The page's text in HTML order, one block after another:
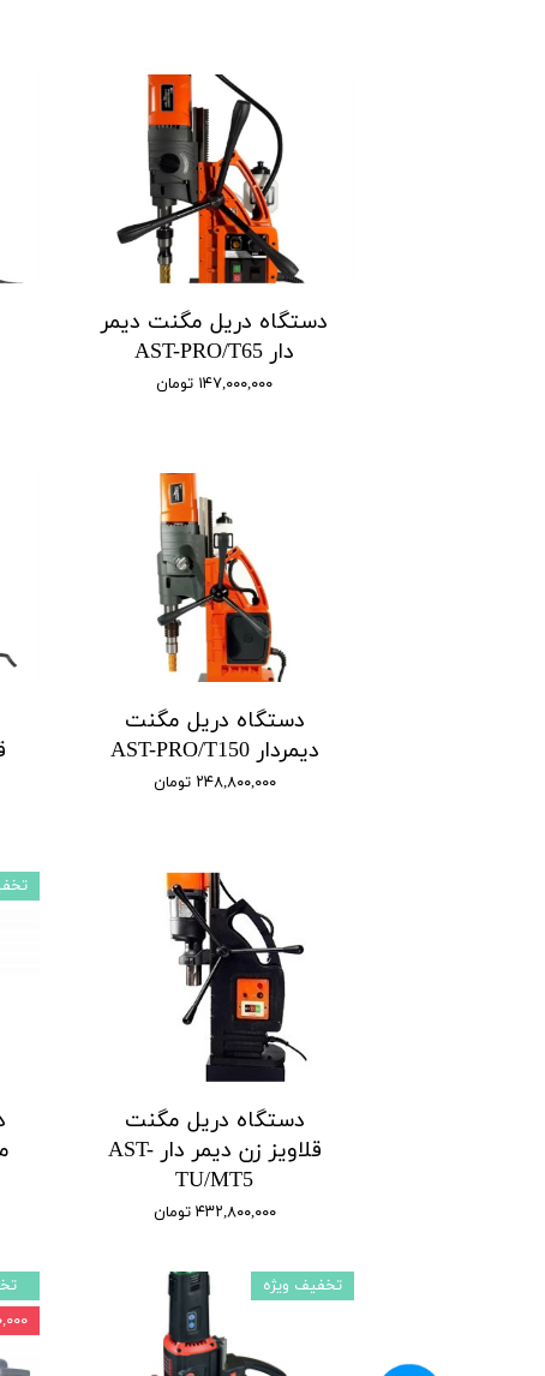
دستگاه دریل مگنت دیمر
دار AST-PRO/T65
۱۴۷,۰۰۰,۰۰۰ تومان
دستگاه دریل مگنت
دیمردار AST-PRO/T150
۲۴۸,۸۰۰,۰۰۰ تومان
دستگاه دریل مگنت
قلاویز زن دیمر‌ دار AST-
TU/MT5
۴۳۲,۸۰۰,۰۰۰ تومان
تخفیف ویژه